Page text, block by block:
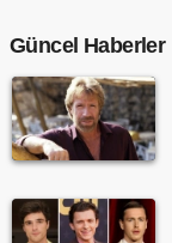
Güncel Haberler